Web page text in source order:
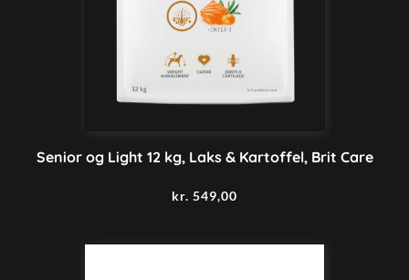
Senior og Light 12 kg, Laks & Kartoffel, Brit Care
kr. 549,00